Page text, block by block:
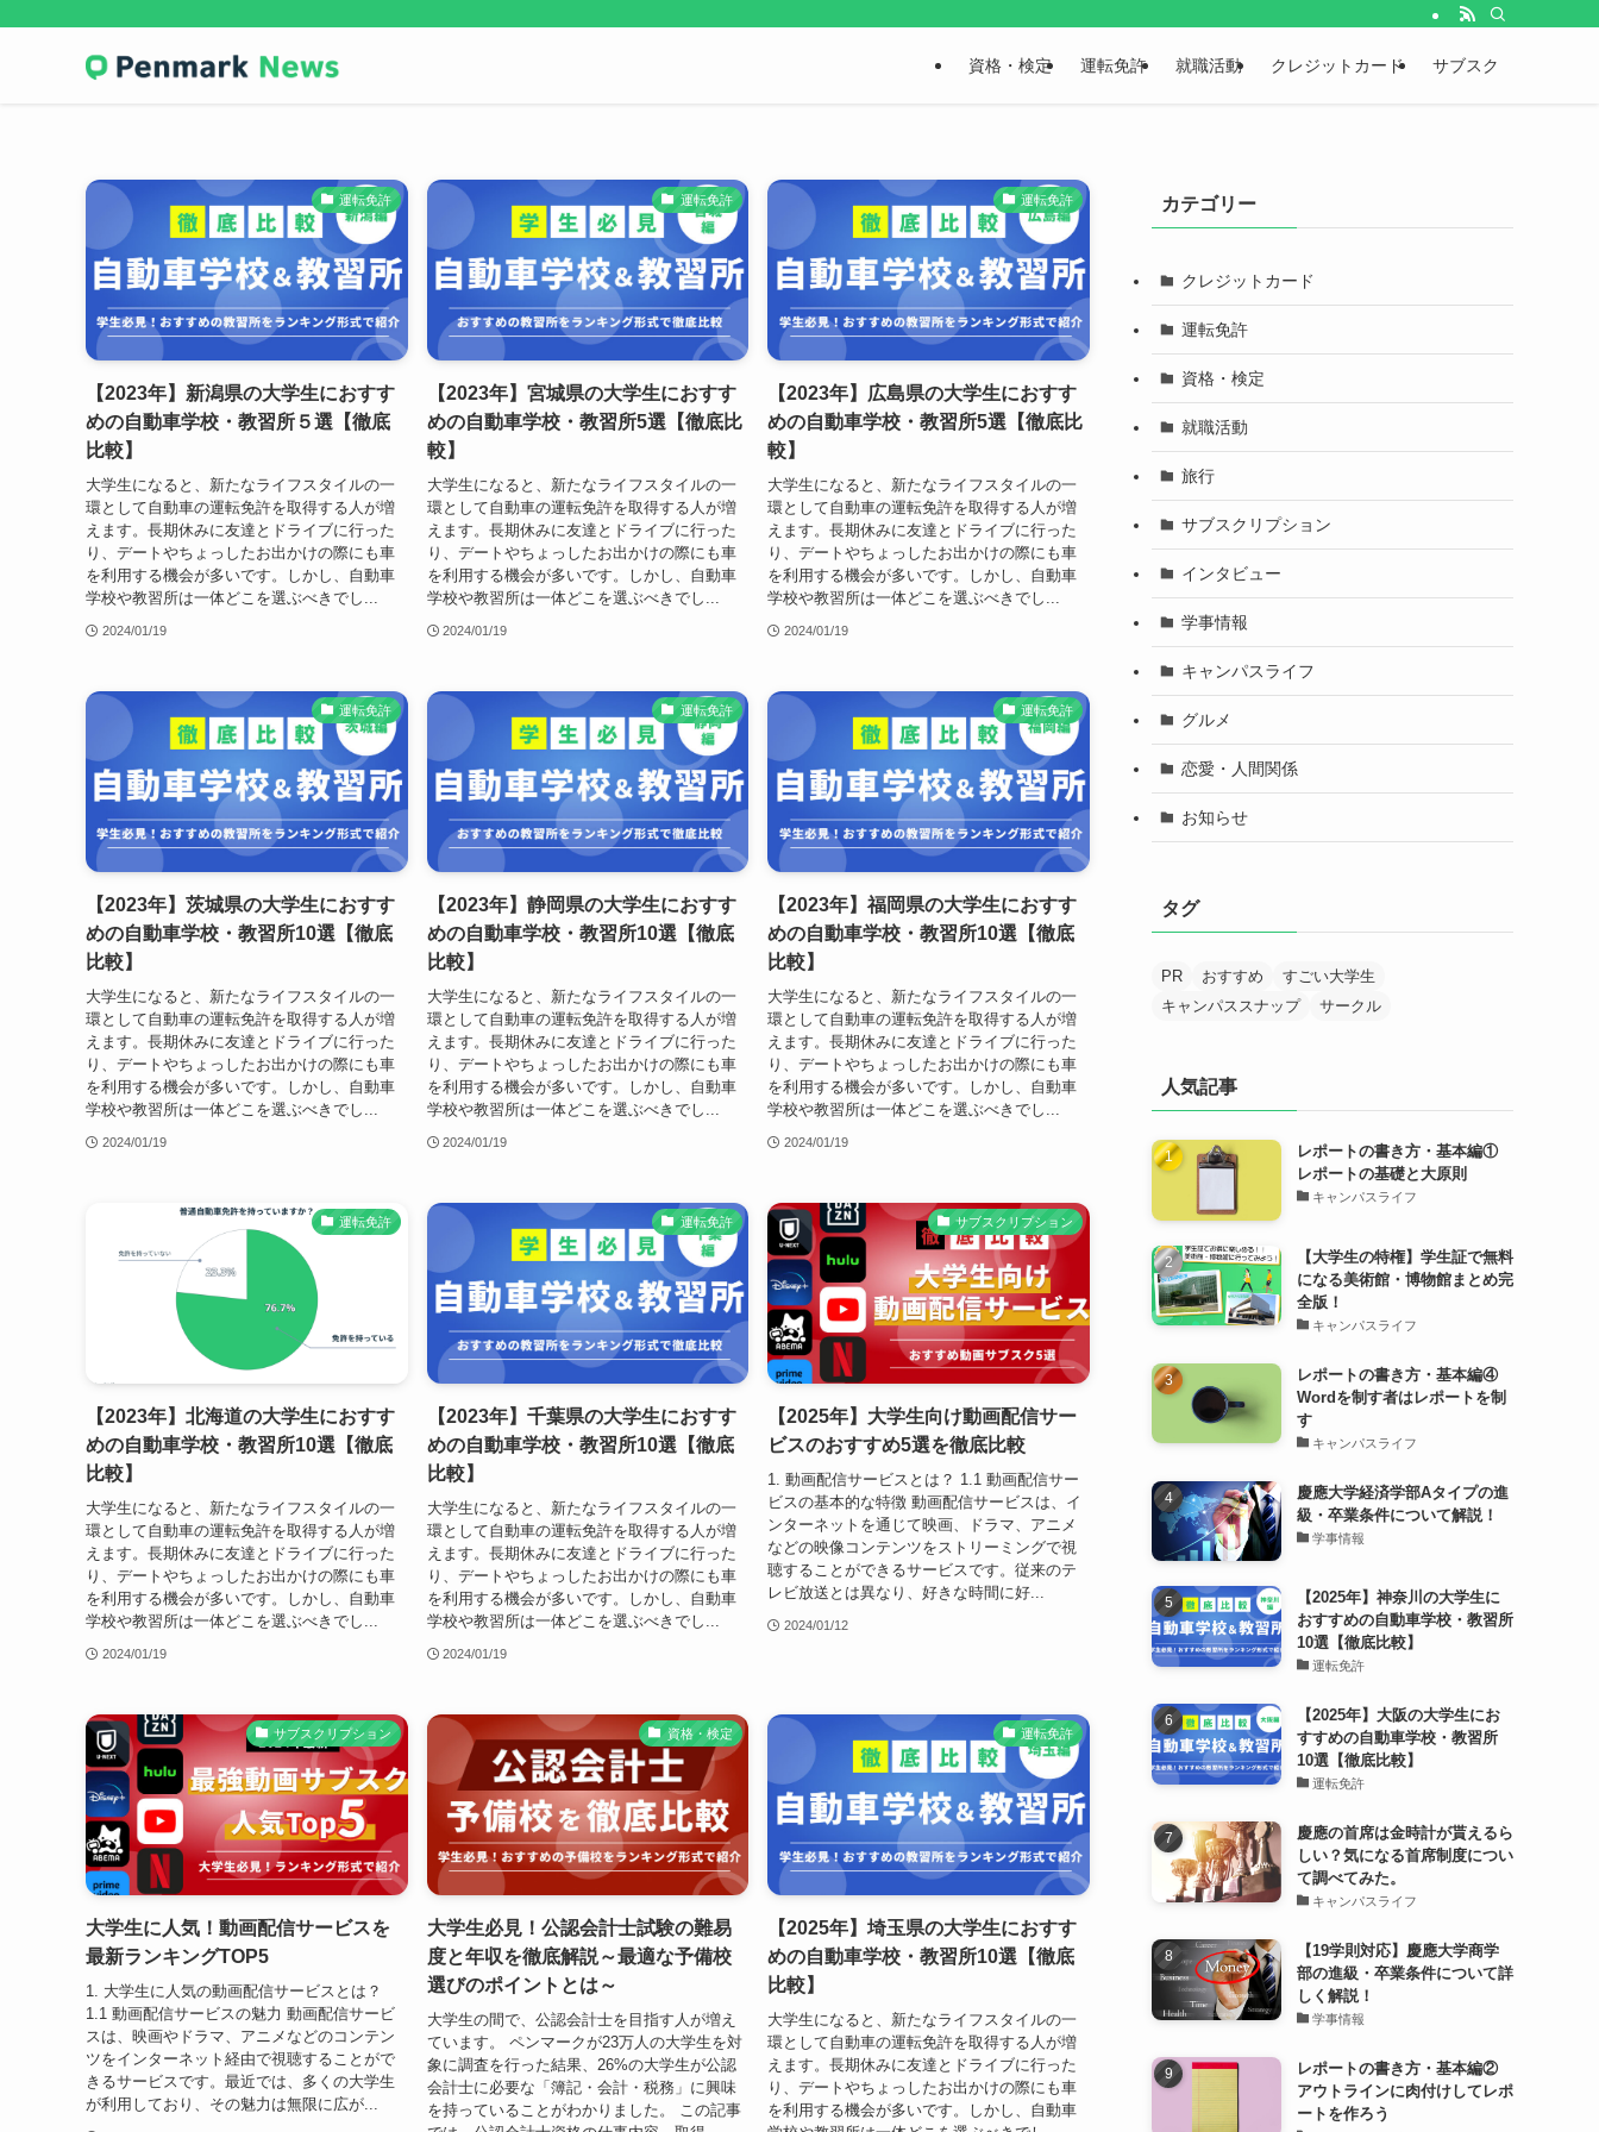
資格・検定 運転免許 就職活動 クレジットカード サブスク
運転免許
【2023年】新潟県の大学生におすす
めの自動車学校・教習所５選【徹底
比較】
大学生になると、新たなライフスタイルの一
環として自動車の運転免許を取得する人が増
えます。長期休みに友達とドライブに行った
り、デートやちょっしたお出かけの際にも車
を利用する機会が多いです。しかし、自動車
学校や教習所は一体どこを選ぶべきでし...
2024/01/19
運転免許
【2023年】宮城県の大学生におすす
めの自動車学校・教習所5選【徹底比
較】
大学生になると、新たなライフスタイルの一
環として自動車の運転免許を取得する人が増
えます。長期休みに友達とドライブに行った
り、デートやちょっしたお出かけの際にも車
を利用する機会が多いです。しかし、自動車
学校や教習所は一体どこを選ぶべきでし...
2024/01/19
運転免許
【2023年】広島県の大学生におすす
めの自動車学校・教習所5選【徹底比
較】
大学生になると、新たなライフスタイルの一
環として自動車の運転免許を取得する人が増
えます。長期休みに友達とドライブに行った
り、デートやちょっしたお出かけの際にも車
を利用する機会が多いです。しかし、自動車
学校や教習所は一体どこを選ぶべきでし...
2024/01/19
運転免許
【2023年】茨城県の大学生におすす
めの自動車学校・教習所10選【徹底
比較】
大学生になると、新たなライフスタイルの一
環として自動車の運転免許を取得する人が増
えます。長期休みに友達とドライブに行った
り、デートやちょっしたお出かけの際にも車
を利用する機会が多いです。しかし、自動車
学校や教習所は一体どこを選ぶべきでし...
2024/01/19
運転免許
【2023年】静岡県の大学生におすす
めの自動車学校・教習所10選【徹底
比較】
大学生になると、新たなライフスタイルの一
環として自動車の運転免許を取得する人が増
えます。長期休みに友達とドライブに行った
り、デートやちょっしたお出かけの際にも車
を利用する機会が多いです。しかし、自動車
学校や教習所は一体どこを選ぶべきでし...
2024/01/19
運転免許
【2023年】福岡県の大学生におすす
めの自動車学校・教習所10選【徹底
比較】
大学生になると、新たなライフスタイルの一
環として自動車の運転免許を取得する人が増
えます。長期休みに友達とドライブに行った
り、デートやちょっしたお出かけの際にも車
を利用する機会が多いです。しかし、自動車
学校や教習所は一体どこを選ぶべきでし...
2024/01/19
運転免許
【2023年】北海道の大学生におすす
めの自動車学校・教習所10選【徹底
比較】
大学生になると、新たなライフスタイルの一
環として自動車の運転免許を取得する人が増
えます。長期休みに友達とドライブに行った
り、デートやちょっしたお出かけの際にも車
を利用する機会が多いです。しかし、自動車
学校や教習所は一体どこを選ぶべきでし...
2024/01/19
運転免許
【2023年】千葉県の大学生におすす
めの自動車学校・教習所10選【徹底
比較】
大学生になると、新たなライフスタイルの一
環として自動車の運転免許を取得する人が増
えます。長期休みに友達とドライブに行った
り、デートやちょっしたお出かけの際にも車
を利用する機会が多いです。しかし、自動車
学校や教習所は一体どこを選ぶべきでし...
2024/01/19
サブスクリプション
【2025年】大学生向け動画配信サー
ビスのおすすめ5選を徹底比較
1. 動画配信サービスとは？ 1.1 動画配信サー
ビスの基本的な特徴 動画配信サービスは、イ
ンターネットを通じて映画、ドラマ、アニメ
などの映像コンテンツをストリーミングで視
聴することができるサービスです。従来のテ
レビ放送とは異なり、好きな時間に好...
2024/01/12
サブスクリプション
大学生に人気！動画配信サービスを
最新ランキングTOP5
1. 大学生に人気の動画配信サービスとは？
1.1 動画配信サービスの魅力 動画配信サービ
スは、映画やドラマ、アニメなどのコンテン
ツをインターネット経由で視聴することがで
きるサービスです。最近では、多くの大学生
が利用しており、その魅力は無限に広が...
資格・検定
大学生必見！公認会計士試験の難易
度と年収を徹底解説～最適な予備校
選びのポイントとは～
大学生の間で、公認会計士を目指す人が増え
ています。 ペンマークが23万人の大学生を対
象に調査を行った結果、26%の大学生が公認
会計士に必要な「簿記・会計・税務」に興味
を持っていることがわかりました。 この記事
運転免許
【2025年】埼玉県の大学生におすす
めの自動車学校・教習所10選【徹底
比較】
大学生になると、新たなライフスタイルの一
環として自動車の運転免許を取得する人が増
えます。長期休みに友達とドライブに行った
り、デートやちょっしたお出かけの際にも車
を利用する機会が多いです。しかし、自動車
カテゴリー
クレジットカード
運転免許
資格・検定
就職活動
旅行
サブスクリプション
インタビュー
学事情報
キャンパスライフ
グルメ
恋愛・人間関係
お知らせ
タグ
PR おすすめ
すごい大学生
キャンパススナップ
サークル
人気記事
レポートの書き方・基本編①
レポートの基礎と大原則
キャンパスライフ
【大学生の特権】学生証で無料
になる美術館・博物館まとめ完
全版！
キャンパスライフ
レポートの書き方・基本編④
Wordを制す者はレポートを制
す
キャンパスライフ
慶應大学経済学部Aタイプの進
級・卒業条件について解説！
学事情報
【2025年】神奈川の大学生に
おすすめの自動車学校・教習所
10選【徹底比較】
運転免許
【2025年】大阪の大学生にお
すすめの自動車学校・教習所
10選【徹底比較】
運転免許
慶應の首席は金時計が貰えるら
しい？気になる首席制度につい
て調べてみた。
キャンパスライフ
【19学則対応】慶應大学商学
部の進級・卒業条件について詳
しく解説！
学事情報
レポートの書き方・基本編②
アウトラインに肉付けしてレポ
ートを作ろう